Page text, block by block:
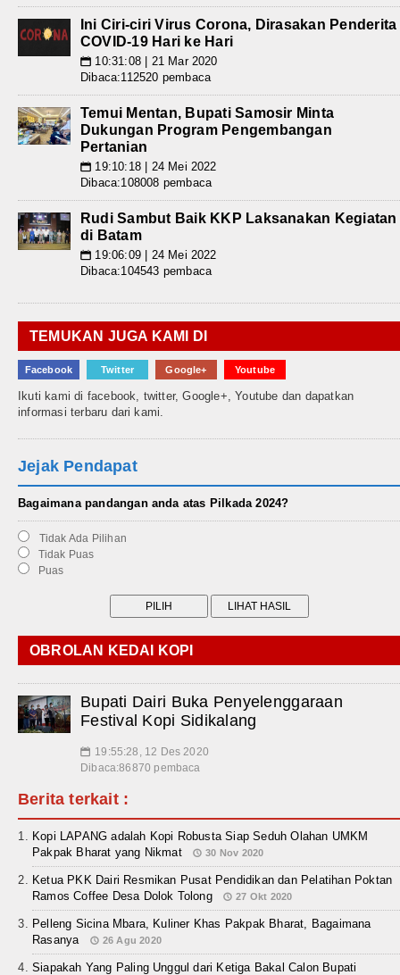
Ini Ciri-ciri Virus Corona, Dirasakan Penderita
COVID-19 Hari ke Hari
📅 10:31:08 | 21 Mar 2020
Dibaca:112520 pembaca
Temui Mentan, Bupati Samosir Minta
Dukungan Program Pengembangan
Pertanian
📅 19:10:18 | 24 Mei 2022
Dibaca:108008 pembaca
Rudi Sambut Baik KKP Laksanakan Kegiatan
di Batam
📅 19:06:09 | 24 Mei 2022
Dibaca:104543 pembaca
TEMUKAN JUGA KAMI DI
Facebook Twitter Google+ Youtube
Ikuti kami di facebook, twitter, Google+, Youtube dan dapatkan
informasi terbaru dari kami.
Jejak Pendapat
Bagaimana pandangan anda atas Pilkada 2024?
Tidak Ada Pilihan
Tidak Puas
Puas
OBROLAN KEDAI KOPI
Bupati Dairi Buka Penyelenggaraan
Festival Kopi Sidikalang
📅 19:55:28, 12 Des 2020
Dibaca:86870 pembaca
Berita terkait :
Kopi LAPANG adalah Kopi Robusta Siap Seduh Olahan UMKM
Pakpak Bharat yang Nikmat
30 Nov 2020
Ketua PKK Dairi Resmikan Pusat Pendidikan dan Pelatihan Poktan
Ramos Coffee Desa Dolok Tolong
27 Okt 2020
Pelleng Sicina Mbara, Kuliner Khas Pakpak Bharat, Bagaimana
Rasanya
26 Agu 2020
Siapakah Yang Paling Unggul dari Ketiga Bakal Calon Bupati